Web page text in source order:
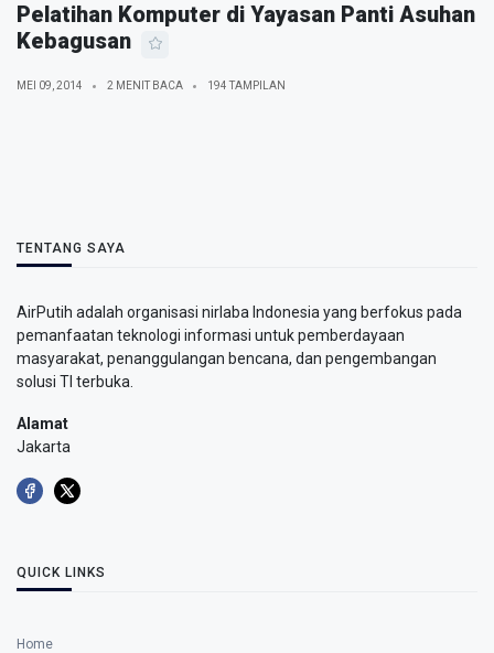
Pelatihan Komputer di Yayasan Panti Asuhan
Kebagusan
MEI 09, 2014 2 MENIT BACA 194 TAMPILAN
TENTANG SAYA
AirPutih adalah organisasi nirlaba Indonesia yang berfokus pada
pemanfaatan teknologi informasi untuk pemberdayaan
masyarakat, penanggulangan bencana, dan pengembangan
solusi TI terbuka.
Alamat
Jakarta
QUICK LINKS
Home